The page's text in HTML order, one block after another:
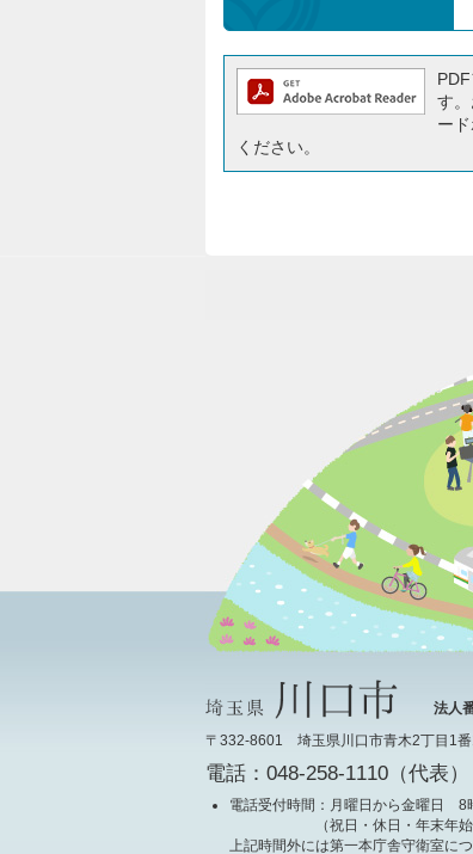
す
ー
ください。
法人
〒332-8601 埼玉県川口市青木2丁目1番
電話：048-258-1110（代表）
電話受付時間 ：月曜日から金曜日 8
（祝日・休日・年末年始
上記時間外には第一本庁舎守衛室に